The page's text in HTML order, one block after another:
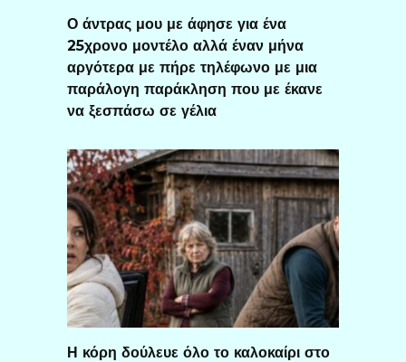
Ο άντρας μου με άφησε για ένα
25χρονο μοντέλο αλλά έναν μήνα
αργότερα με πήρε τηλέφωνο με μια
παράλογη παράκληση που με έκανε
να ξεσπάσω σε γέλια
Η κόρη δούλευε όλο το καλοκαίρι στο